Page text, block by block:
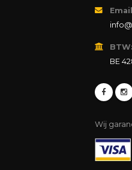
BTW:
BE
Wij